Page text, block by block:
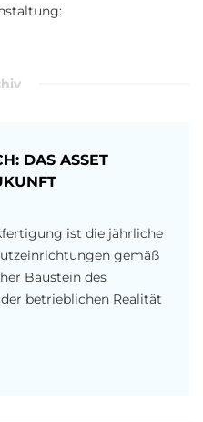
DAS ASSET
ist die jährliche
gemäß
Baustein des
betrieblichen Realität